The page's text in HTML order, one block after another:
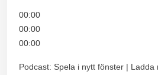
00:00
00:00
00:00
Podcast: Spela i nytt fönster | Ladda